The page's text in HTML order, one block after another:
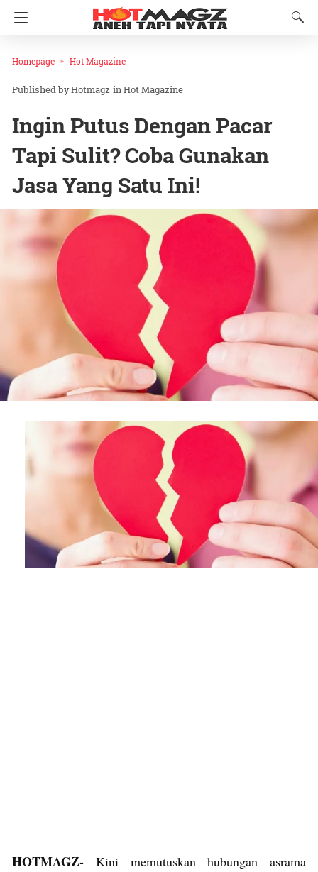
Homepage Hot Magazine
Hotmagz inHot Magazine
Ingin Putus Dengan Pacar
Tapi Sulit? Coba Gunakan
Jasa Yang Satu Ini!
HOTMAGZ- Kini memutuskan hubungan asrama